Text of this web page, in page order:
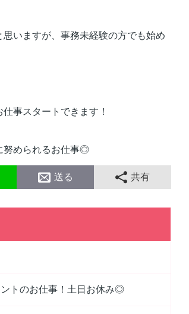
いますが、事務未経験の方でも始め
事スタートできます！
努められるお仕事◎
送る 共有
トのお仕事！土日お休み◎